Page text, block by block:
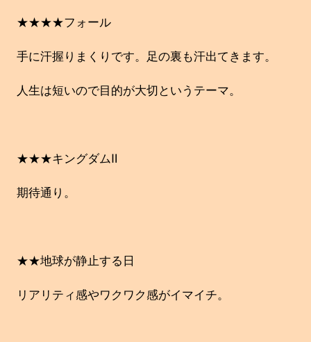
★★★★フォール
手に汗握りまくりです。足の裏も汗出てきます。
人生は短いので目的が大切というテーマ。
★★★キングダムⅡ
期待通り。
★★地球が静止する日
リアリティ感やワクワク感がイマイチ。